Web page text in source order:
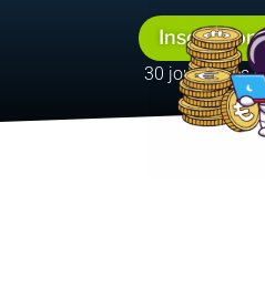
Inscription
30 jours sans